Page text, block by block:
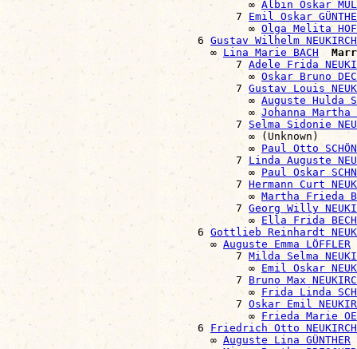
                                      ∞
Albin Oskar
                                    7
Emil Oskar
                                      ∞
Olga Melita
                              6
Gustav Wilhelm
                                ∞
Lina Marie BACH
                                    7
Adele Frida
                                      ∞
Oskar Bruno
                                    7
Gustav Louis
                                      ∞
Auguste Hulda
                                      ∞
Johanna Martha
                                    7
Selma Sidonie
                                      ∞ (Unknown)
                                      ∞
Paul Otto
                                    7
Linda Auguste
                                      ∞
Paul Oskar
                                    7
Hermann Curt
                                      ∞
Martha Frieda
                                    7
Georg Willy
                                      ∞
Ella Frida
                              6
Gottlieb Reinhardt
                                ∞
Auguste Emma LÖFFLER
                                    7
Milda Selma
                                      ∞
Emil Oskar
                                    7
Bruno Max
                                      ∞
Frida Linda
                                    7
Oskar Emil
                                      ∞
Frieda Marie
                              6
Friedrich Otto
                                ∞
Auguste Lina GÜNTHER